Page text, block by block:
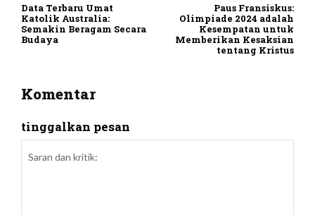
Data Terbaru Umat
Katolik Australia:
Semakin Beragam Secara
Budaya
Paus Fransiskus:
Olimpiade 2024 adalah
Kesempatan untuk
Memberikan Kesaksian
tentang Kristus
Komentar
tinggalkan pesan